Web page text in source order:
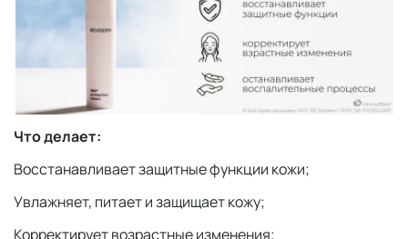
Что делает:
Восстанавливает защитные функции кожи;
Увлажняет, питает и защищает кожу;
Корректирует возрастные изменения;